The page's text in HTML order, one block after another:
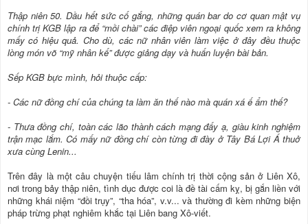
Thập niên 50. Dầu hết sức cố gắng, những quán bar do cơ quan mật vụ
chính trị KGB lập ra để “mồi chài” các điệp viên ngoại quốc xem ra không
mấy có hiệu quả. Cho dù, các nữ nhân viên làm việc ở đây đều thuộc
lòng món võ “mỹ nhân kế” được giảng dạy và huấn luyện bài bản.
Sếp KGB bực mình, hỏi thuộc cấp:
- Các nữ đồng chí của chúng ta làm ăn thế nào mà quán xá ế ẩm thế?
- Thưa đồng chí, toàn các lão thành cách mạng đấy ạ, giàu kinh nghiệm
trận mạc lắm. Có mấy nữ đồng chí còn từng đi đày ở Tây Bá Lợi Á thuở
xưa cùng Lenin...
Trên đây là một câu chuyện tiếu lâm chính trị thời cộng sản ở Liên Xô,
nơi trong bảy thập niên, tình dục được coi là đề tài cấm kỵ, bị gắn liền với
những khái niệm “đồi trụy”, “tha hóa”, v.v... và thường đi kèm những biện
pháp trừng phạt nghiêm khắc tại Liên bang Xô-viết.